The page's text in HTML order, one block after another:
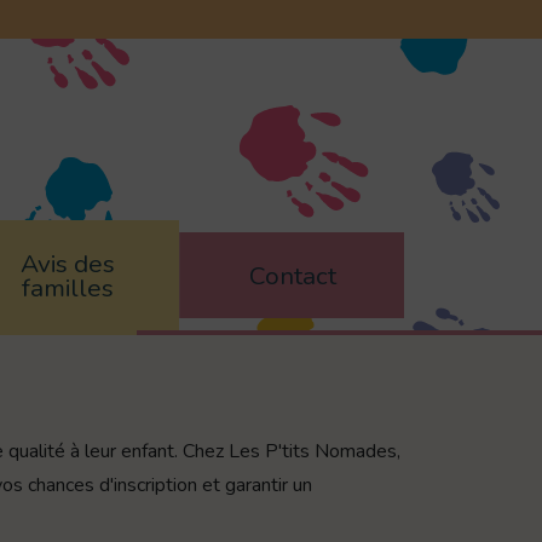
Avis des
familles Contact
à leur enfant. Chez Les P'tits Nomades,
chances d'inscription et garantir un